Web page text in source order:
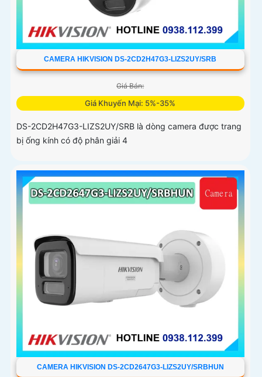
CAMERA HIKVISION DS-2CD2H47G3-LIZS2UY/SRB
Giá Bán:
Giá Khuyến Mại: 5%-35%
DS-2CD2H47G3-LIZS2UY/SRB là dòng camera được trang
bị ống kính có độ phân giải 4
CAMERA HIKVISION DS-2CD2647G3-LIZS2UY/SRBHUN